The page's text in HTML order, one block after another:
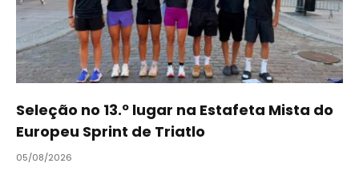
Seleção no 13.º lugar na Estafeta Mista do
Europeu Sprint de Triatlo
05/08/2026